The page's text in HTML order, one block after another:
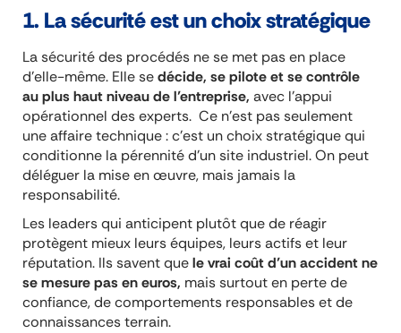
1. La sécurité est un choix stratégique
La sécurité des procédés ne se met pas en place
d’elle-même. Elle sedécide, se pilote et se contrôle
au plus haut niveau de l’entreprise, avec l’appui
opérationnel des experts. Ce n’est pas seulement
une affaire technique : c’est un choix stratégique qui
conditionne la pérennité d’un site industriel. On peut
déléguer la mise en œuvre, mais jamais la
responsabilité.
Les leaders qui anticipent plutôt que de réagir
protègent mieux leurs équipes, leurs actifs et leur
réputation. Ils savent quele vrai coût d’un accident ne
se mesure pas en euros, mais surtout en perte de
confiance, de comportements responsables et de
connaissances terrain.